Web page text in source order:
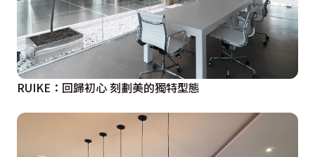
RUIKE：回歸初心 刻劃美的獨特型態